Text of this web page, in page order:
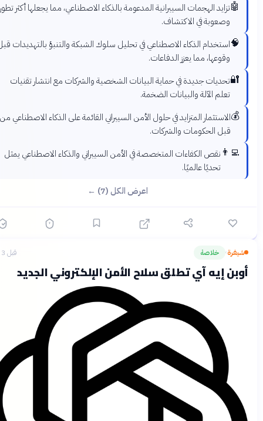
تزايد الهجمات السيبرانية المدعومة بالذكاء الاصطناعي، مما يجعلها أكثر تطوراً
وصعوبة في الاكتشاف.
استخدام الذكاء الاصطناعي في تحليل سلوك الشبكة والتنبؤ بالتهديدات قبل
وقوعها، مما يعزز الدفاعات.
تحديات جديدة في حماية البيانات الشخصية والشركات مع انتشار تقنيات
تعلم الآلة والبيانات الضخمة.
الاستثمار المتزايد في حلول الأمن السيبراني القائمة على الذكاء الاصطناعي من
قبل الحكومات والشركات.
نقص الكفاءات المتخصصة في الأمن السيبراني والذكاء الاصطناعي يمثل
تحديًا عالميًا.
اعرض الكل (7) ←
› خلاصة
إيه آي تطلق سلاح الأمن الإلكتروني الجديد